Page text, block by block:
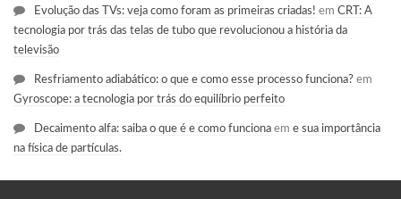
Evolução das TVs: veja como foram as primeiras criadas! em CRT: A
tecnologia por trás das telas de tubo que revolucionou a história da
televisão
Resfriamento adiabático: o que e como esse processo funciona? em
Gyroscope: a tecnologia por trás do equilíbrio perfeito
Decaimento alfa: saiba o que é e como funciona em e sua importância
na física de partículas.